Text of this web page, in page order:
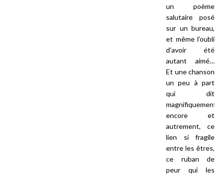
un poème
salutaire posé
sur un bureau,
et même l’oubli
d’avoir été
autant aimé…
Et une chanson
un peu à part
qui dit
magnifiquement,
encore et
autrement, ce
lien si fragile
entre les êtres,
ce ruban de
peur qui les